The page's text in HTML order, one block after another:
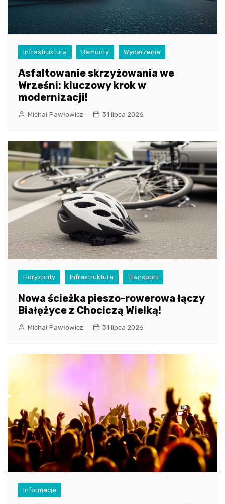
Infrastruktura Remonty Wydarzenia
Asfaltowanie skrzyżowania we
Wrześni: kluczowy krok w
modernizacji!
Michał Pawłowicz 31 lipca 2026
Horyzonty Infrastruktura Transport
Nowa ścieżka pieszo-rowerowa łączy
Białężyce z Chociczą Wielką!
Michał Pawłowicz 31 lipca 2026
Informacje